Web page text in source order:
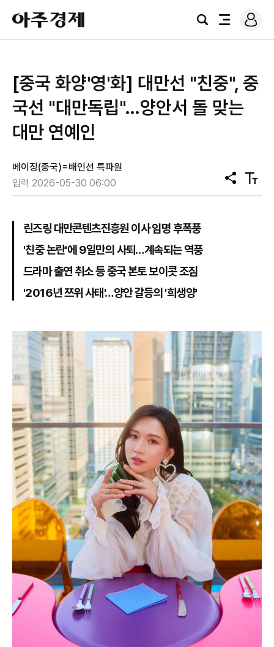
아
주
경
검
전
로
그
[중국 화양'영'화] 대만선 "친중", 중
국선 "대만독립"…양안서 돌 맞는
대만 연예인
베이징(중국)=배인선 특파원
입력 2026-05-30 06:00
공
유
텍
스
린즈링 대만콘텐츠진흥원 이사 임명 후폭풍
'친중 논란'에 9일만의 사퇴…계속되는 역풍
드라마 출연 취소 등 중국 본토 보이콧 조짐
'2016년 쯔위 사태'…양안 갈등의 '희생양'